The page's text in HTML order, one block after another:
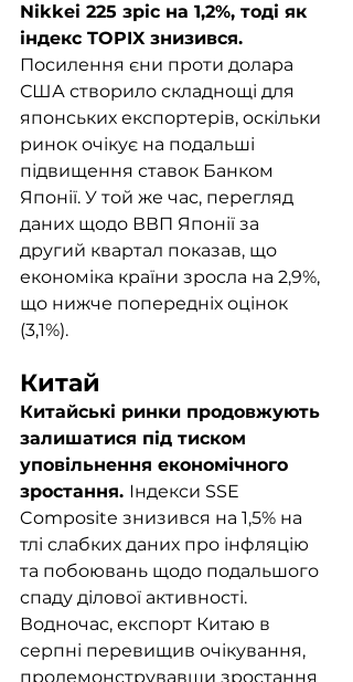
Nikkei 225 зріс на 1,2%, тоді як
індекс TOPIX знизився.
Посилення єни проти долара
США створило складнощі для
японських експортерів, оскільки
ринок очікує на подальші
підвищення ставок Банком
Японії. У той же час, перегляд
даних щодо ВВП Японії за
другий квартал показав, що
економіка країни зросла на 2,9%,
що нижче попередніх оцінок
(3,1%).
Китай
Китайські ринки продовжують
залишатися під тиском
уповільнення економічного
зростання. Індекси SSE
Composite знизився на 1,5% на
тлі слабких даних про інфляцію
та побоювань щодо подальшого
спаду ділової активності.
Водночас, експорт Китаю в
серпні перевищив очікування,
продемонструвавши зростання